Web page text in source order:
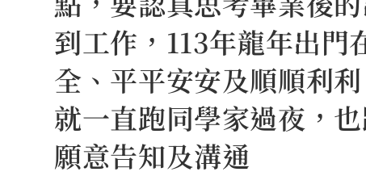
到工作，113年龍年出門
全、平平安安及順順利
就一直跑同學家過夜，
願意告知及溝通